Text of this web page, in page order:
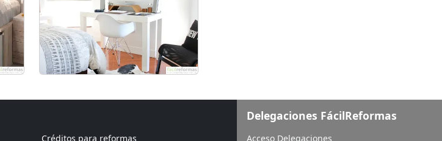
Créditos para reformas
Delegaciones FácilReformas
Acceso Delegaciones